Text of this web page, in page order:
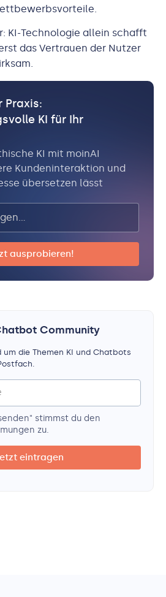
KI-Technologie allein schafft
das Vertrauen der Nutzer
Praxis:
KI für Ihr
KI mit moinAI
Kundeninteraktion und
übersetzen lässt
Community
die Themen KI und Chatbots
stimmst du den
zu.